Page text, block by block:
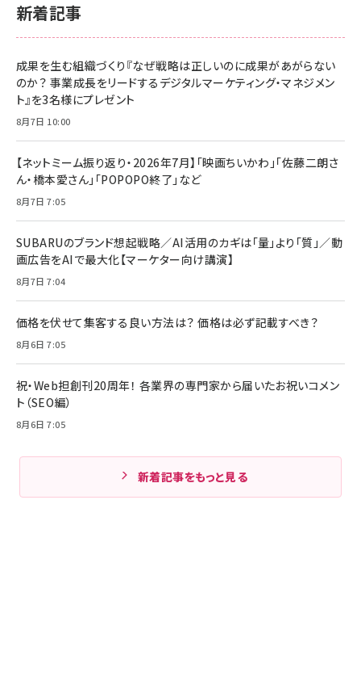
新着記事
成果を生む組織づくり『なぜ戦略は正しいのに成果があがらない
のか？ 事業成長をリードするデジタルマーケティング・マネジメン
ト』を3名様にプレゼント
8月7日 10:00
【ネットミーム振り返り・2026年7月】「映画ちいかわ」「佐藤二朗さ
ん・橋本愛さん」「POPOPO終了」など
8月7日 7:05
SUBARUのブランド想起戦略／AI活用のカギは「量」より「質」／動
画広告をAIで最大化【マーケター向け講演】
8月7日 7:04
価格を伏せて集客する良い方法は？ 価格は必ず記載すべき？
8月6日 7:05
祝・Web担創刊20周年！ 各業界の専門家から届いたお祝いコメン
ト（SEO編）
8月6日 7:05
新着記事をもっと見る